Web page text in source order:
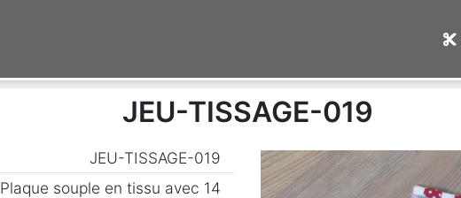
JEU-TISSAGE-019
JEU-TISSAGE-019
Plaque souple en tissu avec 14